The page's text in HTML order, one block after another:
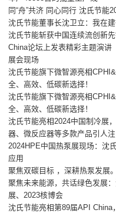
同“舟”共济 同心同行 沈氏节能
沈氏节能董事长沈卫立：我在
沈氏节能斩获中国连续流创新
China论坛上发表精彩主题演讲
展会现场
沈氏节能旗下微智源亮相
全、高效、低碳新选择！
沈氏节能旗下微智源亮相
全、高效、低碳新选择！
沈氏节能亮相2024中国制冷展
器、微反应器等多款产品引人
2024HPE中国热泵展现场：沈
应用
聚焦双碳目标 ，深耕热泵发展
聚焦未来能源，共话绿色发展
展、2023核博会
沈氏节能亮相第89届API